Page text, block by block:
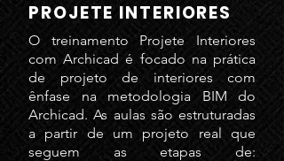
PROJETE INTERIORES
O treinamento Projete Interiores
com Archicad é focado na prática
de projeto de interiores com
ênfase na metodologia BIM do
Archicad. As aulas são estruturadas
a partir de um projeto real que
seguem as etapas de: